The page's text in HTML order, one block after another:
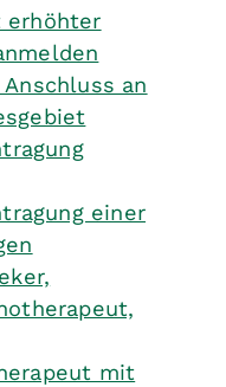
erhöhter
an
einer
mit